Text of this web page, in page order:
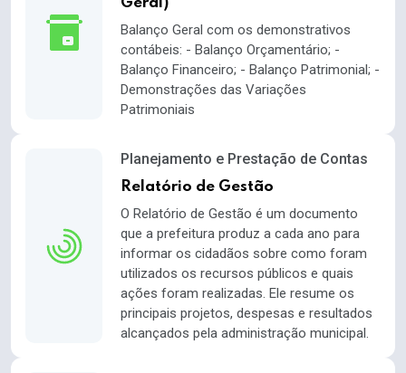
Geral)
Balanço Geral com os demonstrativos
contábeis: - Balanço Orçamentário; -
Balanço Financeiro; - Balanço Patrimonial; -
Demonstrações das Variações
Patrimoniais
Planejamento e Prestação de Contas
Relatório de Gestão
O Relatório de Gestão é um documento
que a prefeitura produz a cada ano para
informar os cidadãos sobre como foram
utilizados os recursos públicos e quais
ações foram realizadas. Ele resume os
principais projetos, despesas e resultados
alcançados pela administração municipal.